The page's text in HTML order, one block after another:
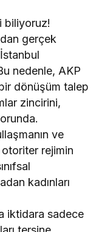
biliyoruz!
gerçek
nedenle, AKP
dönüşüm talep
zincirini,
ve
rejimin
kadınları
iktidara sadece